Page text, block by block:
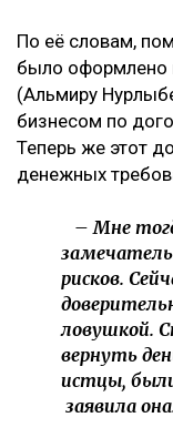
По её словам,
было оформлено
(Альмиру
бизнесом по
Теперь же этот
денежных
– Мне
рисков.
ловушкой.
вернуть
истцы,
заявила